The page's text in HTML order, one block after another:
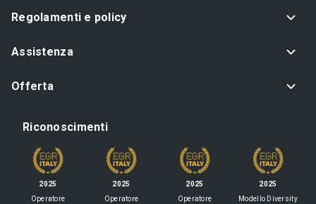
Regolamenti e policy
Assistenza
Offerta
Riconoscimenti
2025
Operatore
2025
Operatore
2025
Operatore
2025
Modello Diversity